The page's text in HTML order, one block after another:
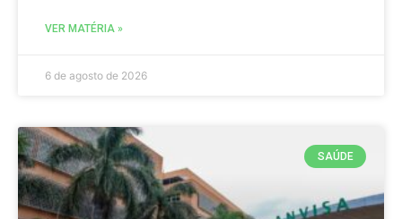
VER MATÉRIA »
6 de agosto de 2026
SAÚDE